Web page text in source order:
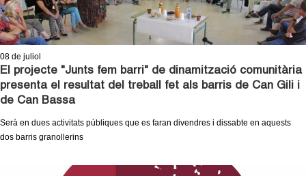
08 de juliol
El projecte "Junts fem barri" de dinamització comunitària
presenta el resultat del treball fet als barris de Can Gili i
de Can Bassa
Serà en dues activitats públiques que es faran divendres i dissabte en aquests
dos barris granollerins